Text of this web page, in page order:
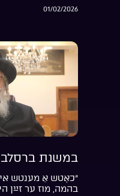
01/02/2026
במשנת ברסלב
“כאָטש אַ מענטש איז
בהמה, מוז ער זײַן